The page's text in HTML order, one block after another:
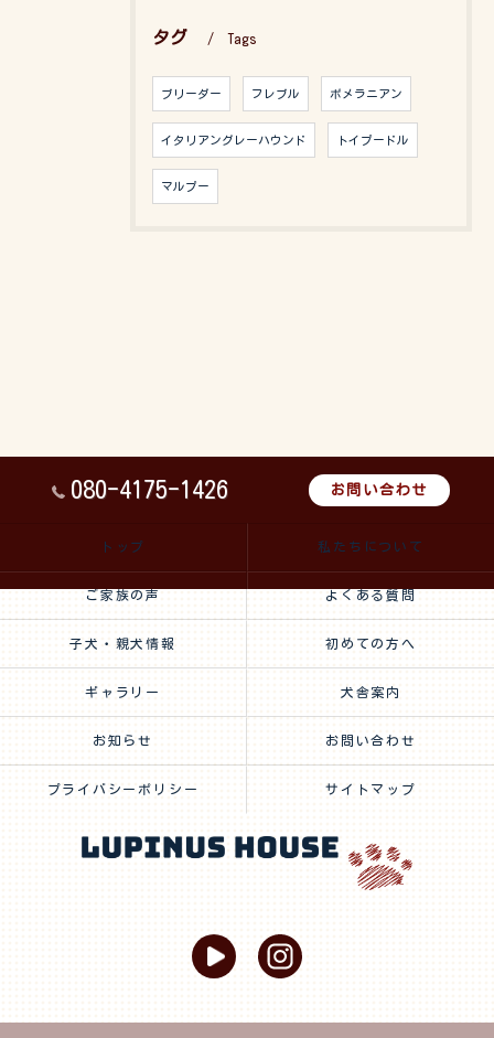
タグ Tags
ブリーダー フレブル ポメラニアン
イタリアングレーハウンド トイプードル
マルプー
080-4175-1426 お問い合わせ
トップ 私たちについて
ご家族の声 よくある質問
子犬・親犬情報 初めての方へ
ギャラリー 犬舎案内
お知らせ お問い合わせ
プライバシーポリシー サイトマップ